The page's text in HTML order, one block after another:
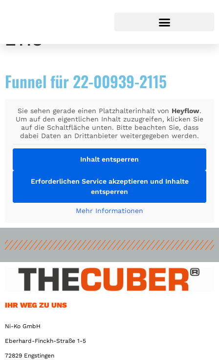
Funnel 22-00939-
2115
Funnel für 22-00939-2115
Sie sehen gerade einen Platzhalterinhalt von Heyflow.
Um auf den eigentlichen Inhalt zuzugreifen, klicken Sie
auf die Schaltfläche unten. Bitte beachten Sie, dass
dabei Daten an Drittanbieter weitergegeben werden.
Inhalt entsperren
Erforderlichen Service akzeptieren und Inhalte
entsperren
Mehr Informationen
IHR WEG ZU UNS
Ni-Ko GmbH
Eberhard-Finckh-Straße 1-5
72829 Engstingen